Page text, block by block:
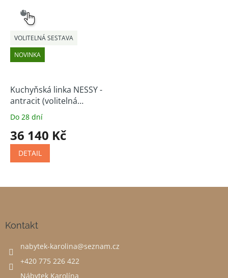
NOVINKA
VOLITELNÁ SESTAVA
VÝBĚR
Kuchyňská linka NESSY -
antracit (volitelná
sestava)
Do 28 dní
36 140 Kč
DETAIL
Kontakt
nabytek-karolina@seznam.cz
+420 775 226 422
Nábytek Karolína